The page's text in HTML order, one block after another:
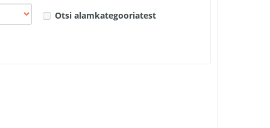
Otsi alamkategooriatest